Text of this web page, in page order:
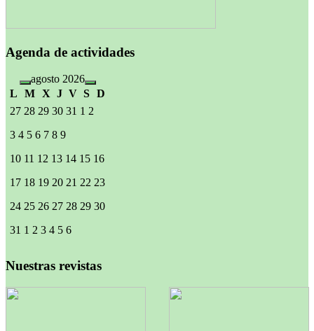
Agenda de actividades
agosto 2026
L
M X J V S D
27 28 29 30 31 1 2
3 4 5 6 7 8 9
10 11 12 13 14 15 16
17 18 19 20 21 22 23
24 25 26 27 28 29 30
31 1 2 3 4 5 6
Nuestras revistas